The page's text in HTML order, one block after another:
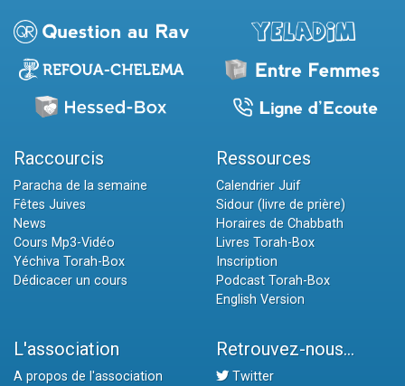
Raccourcis
Paracha de la semaine
Fêtes Juives
News
Cours Mp3-Vidéo
Yéchiva Torah-Box
Dédicacer un cours
Ressources
Calendrier Juif
Sidour (livre de prière)
Horaires de Chabbath
Livres Torah-Box
Inscription
Podcast Torah-Box
English Version
L'association
A propos de l'association
Retrouvez-nous...
Twitter